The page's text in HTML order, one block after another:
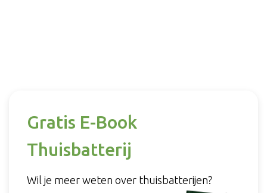
Gratis E-Book
Thuisbatterij
Wil je meer weten over thuisbatterijen?